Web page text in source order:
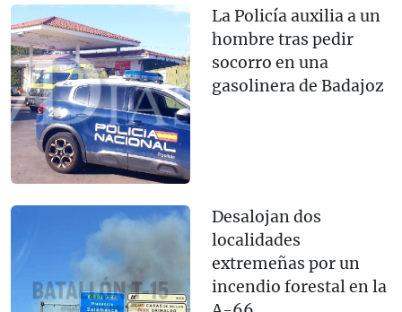
La Policía auxilia a un
hombre tras pedir
socorro en una
gasolinera de Badajoz
Desalojan dos
localidades
extremeñas por un
incendio forestal en la